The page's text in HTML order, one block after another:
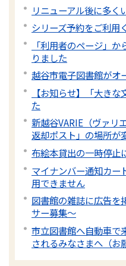
リニューアル後に多く
シリーズ予約をご利用
「利用者のページ」
りました
越谷市電子図書館がオ
【お知らせ】「大き
た
新越谷VARIE（ヴァリ
返却ポスト」の場所が
布絵本貸出の一時停止
マイナンバー通知カー
用できません
図書館の雑誌に広告を
サー募集～
市立図書館へ自動車で
されるみなさまへ（お